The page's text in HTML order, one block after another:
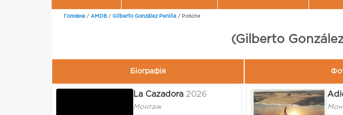
Головна / AMDB / Gilberto González Penilla / Роботи
(Gilberto
Біографія
La Cazadora 2026
Монтаж